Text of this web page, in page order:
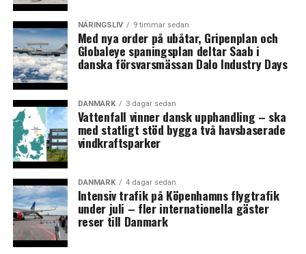
få framsteg under förhandlingarna tycks chansen vara
liten att en överenskommelse nås innan tisdagskvällen.
Huvudmedlaren Mette Christensen har visserligen
möjlighet att skjuta på konflikten ytterligare två veckor,
vilket i så fall måste meddelas senast i morgon kväll,
men bara om hon tror att det fortfarande finns
möjlighet att nå en lösning på den tiden.
Det tror och hoppas den LO-anslutna fackföreningen
FOA:s ordförande Dennis Kristensen att hon gör:
– Vi har inte diskuterat det i alla grupper. Men LO-
grupperna vill rekommendera huvudmedlaren att skjuta
upp konflikten och därför ge det ännu en chans, säger
han tillDR Nyheder
NÄRINGSLIV 9 timmar sedan
Med nya order på ubåtar, Gripenplan och
Globaleye spaningsplan deltar Saab i
danska försvarsmässan Dalo Industry Days
DANMARK 3 dagar sedan
Vattenfall vinner dansk upphandling – ska
med statligt stöd bygga två havsbaserade
vindkraftsparker
DANMARK 4 dagar sedan
Intensiv trafik på Köpenhamns flygtrafik
under juli – fler internationella gäster
reser till Danmark